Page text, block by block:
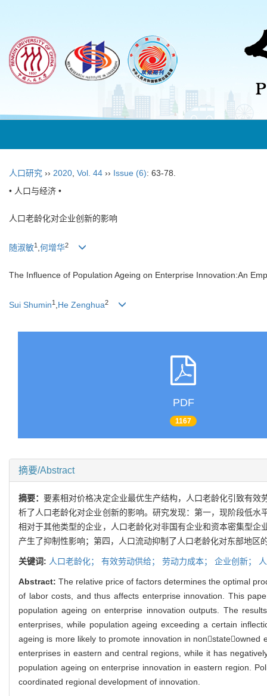
人口研究 ›› 2020 Vol. 44 ›› Issue (6): 63-78.
• 人口与经济 •
人口老龄化对企业创新的影响
随淑敏1 ,何增华2
The Influence of Population Ageing on Enterprise Innovation:An
Sui Shumin1 He Zenghua2
PDF
1167
摘要/Abstract
摘要：要素相对价格决定企业最优生产结构，人口老龄化引致有
析了人口老龄化对企业创新的影响。研究发现：第一，现阶段低
相对于其他类型的企业，人口老龄化对非国有企业和资本密集型
产生了抑制性影响；第四，人口流动抑制了人口老龄化对东部地
关键词: 人口老龄化； 有效劳动供给； 劳动力成本； 企业创新；
Abstract: The relative price of factors determines the optimal
of labor costs, and thus affects enterprise innovation. This
population ageing on enterprise innovation outputs. The
enterprises, while population ageing exceeding a certain
ageing is more likely to promote innovation in
enterprises in eastern and central regions, while it has
population ageing on enterprise innovation in eastern region.
coordinated regional development of innovation.